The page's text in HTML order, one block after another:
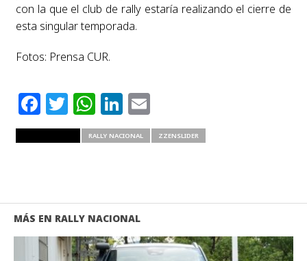
con la que el club de rally estaría realizando el cierre de
esta singular temporada.
Fotos: Prensa CUR.
Facebook
Twitter
WhatsApp
LinkedIn
Email
RALLY NACIONAL ZZENSLIDER
MÁS EN RALLY NACIONAL